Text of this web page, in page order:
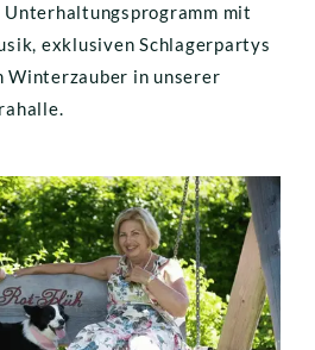
Unterhaltungsprogramm mit
exklusiven Schlagerpartys
Winterzauber in unserer